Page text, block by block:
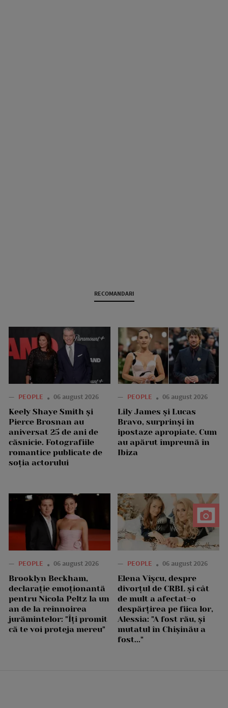
RECOMANDARI
— PEOPLE 06 august 2026
Keely Shaye Smith și
Pierce Brosnan au
aniversat 25 de ani de
căsnicie. Fotografiile
romantice publicate de
soția actorului
— PEOPLE 06 august 2026
Lily James și Lucas
Bravo, surprinși în
ipostaze apropiate. Cum
au apărut împreună în
Ibiza
— PEOPLE 06 august 2026
Brooklyn Beckham,
declarație emoționantă
pentru Nicola Peltz la un
an de la reînnoirea
jurămintelor: "Îți promit
că te voi proteja mereu"
— PEOPLE 06 august 2026
Elena Vîșcu, despre
divorțul de CRBL și cât
de mult a afectat-o
despărțirea pe fiica lor,
Alessia: "A fost rău, și
mutatul în Chișinău a
fost..."